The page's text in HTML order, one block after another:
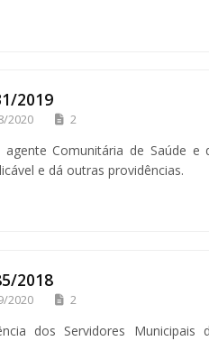
2019
2020 2
Comunitária de Saúde e
e dá outras providências.
2018
2020 2
dos Servidores Municipais